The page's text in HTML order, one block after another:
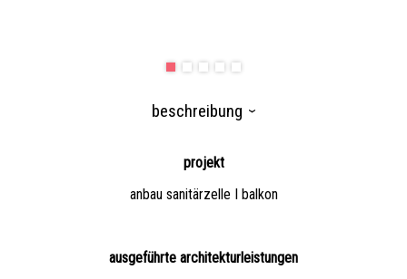
beschreibung ›
projekt
anbau sanitärzelle I balkon
ausgeführte architekturleistungen